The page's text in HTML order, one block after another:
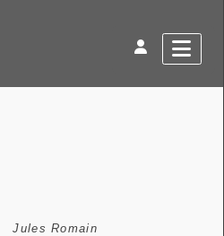
Jules Romain